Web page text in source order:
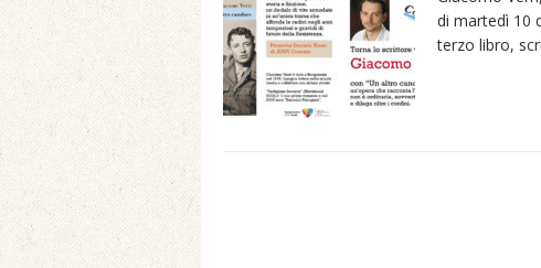
di martedì 10
terzo libro,